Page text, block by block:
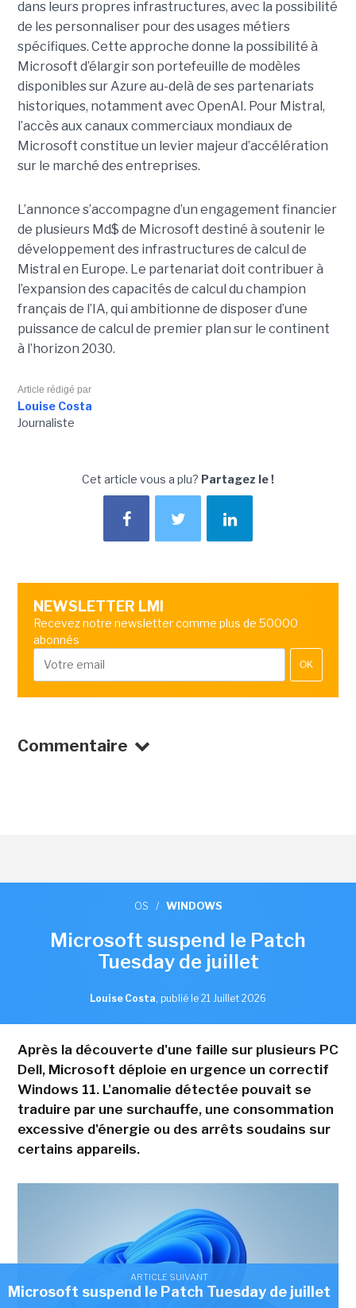
dans leurs propres infrastructures, avec la possibilité
de les personnaliser pour des usages métiers
spécifiques. Cette approche donne la possibilité à
Microsoft d’élargir son portefeuille de modèles
disponibles sur Azure au-delà de ses partenariats
historiques, notamment avec OpenAI. Pour Mistral,
l’accès aux canaux commerciaux mondiaux de
Microsoft constitue un levier majeur d’accélération
sur le marché des entreprises.
L’annonce s’accompagne d’un engagement financier
de plusieurs Md$ de Microsoft destiné à soutenir le
développement des infrastructures de calcul de
Mistral en Europe. Le partenariat doit contribuer à
l’expansion des capacités de calcul du champion
français de l’IA, qui ambitionne de disposer d’une
puissance de calcul de premier plan sur le continent
à l’horizon 2030.
Article rédigé par
Louise Costa
Journaliste
Cet article vous a plu? Partagez le !
NEWSLETTER LMI
Recevez notre newsletter comme plus de 50000
abonnés
OK
Commentaire
ARTICLE SUIVANT
Microsoft suspend le Patch Tuesday de juillet
OS / WINDOWS
Microsoft suspend le Patch
Tuesday de juillet
Louise Costa, publié le 21 Juillet 2026
Après la découverte d'une faille sur plusieurs PC
Dell, Microsoft déploie en urgence un correctif
Windows 11. L'anomalie détectée pouvait se
traduire par une surchauffe, une consommation
excessive d'énergie ou des arrêts soudains sur
certains appareils.